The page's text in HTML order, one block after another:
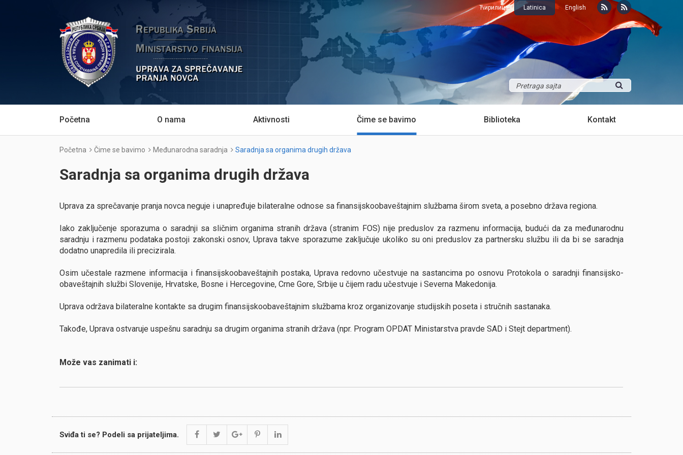
Ћирилица Latinica English
Početna O nama Aktivnosti Čime se bavimo Biblioteka Kontakt
Početna Čime se bavimo Međunarodna saradnja Saradnja sa organima drugih država
Saradnja sa organima drugih država
Uprava za sprečavanje pranja novca neguje i unapređuje bilateralne odnose sa finansijskoobaveštajnim službama širom sveta, a posebno država regiona.
Iako zaključenje sporazuma o saradnji sa sličnim organima stranih država (stranim FOS) nije preduslov za razmenu informacija, budući da za međunarodnu
saradnju i razmenu podataka postoji zakonski osnov, Uprava takve sporazume zaključuje ukoliko su oni preduslov za partnersku službu ili da bi se saradnja
dodatno unapredila ili precizirala.
Osim učestale razmene informacija i finansijskoobaveštajnih postaka, Uprava redovno učestvuje na sastancima po osnovu Protokola o saradnji finansijsko-
obaveštajnih službi Slovenije, Hrvatske, Bosne i Hercegovine, Crne Gore, Srbije u čijem radu učestvuje i Severna Makedonija.
Uprava održava bilateralne kontakte sa drugim finansijskoobaveštajnim službama kroz organizovanje studijskih poseta i stručnih sastanaka.
Takođe, Uprava ostvaruje uspešnu saradnju sa drugim organima stranih država (npr. Program OPDAT Ministarstva pravde SAD i Stejt department).
Može vas zanimati i:
Sviđa ti se? Podeli sa prijateljima.